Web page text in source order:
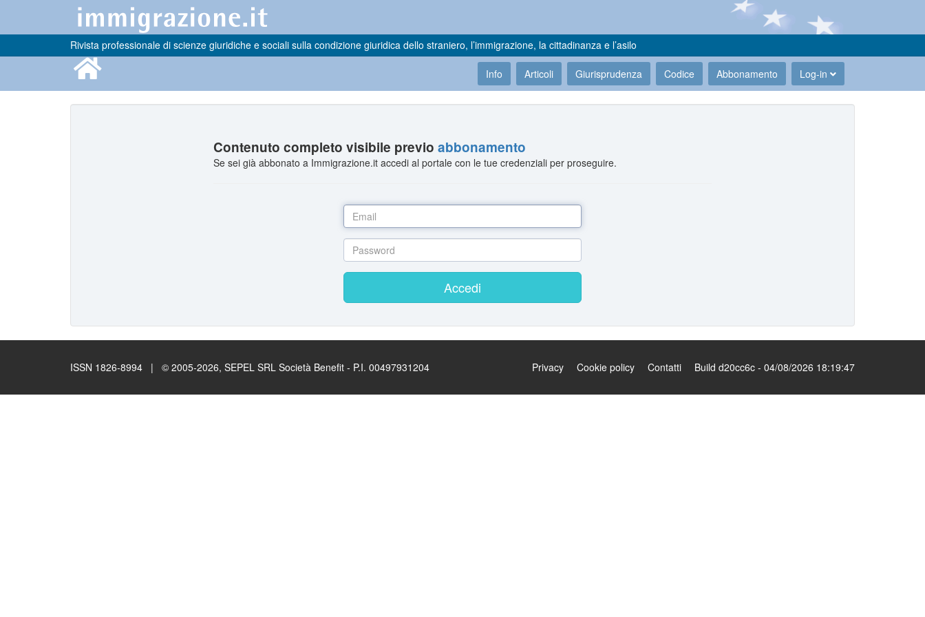
Rivista professionale di scienze giuridiche e sociali sulla condizione giuridica dello straniero, l’immigrazione, la cittadinanza e l’asilo
Info Articoli Giurisprudenza Codice Abbonamento Log-in
Contenuto completo visibile previoabbonamento
Se sei già abbonato a Immigrazione.it accedi al portale con le tue credenziali per proseguire.
Accedi
ISSN 1826-8994 | © 2005-2026, SEPEL SRL Società Benefit - P.I. 00497931204 Privacy Cookie policy Contatti Build d20cc6c - 04/08/2026 18:19:47